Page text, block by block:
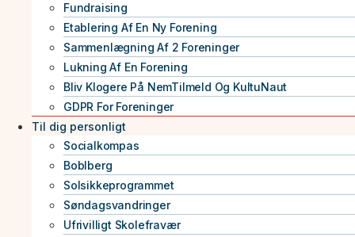
Fundraising
Etablering Af En Ny Forening
Sammenlægning Af 2 Foreninger
Lukning Af En Forening
Bliv Klogere På NemTilmeld Og KultuNaut
GDPR For Foreninger
Til dig personligt
Socialkompas
Boblberg
Solsikkeprogrammet
Søndagsvandringer
Ufrivilligt Skolefravær